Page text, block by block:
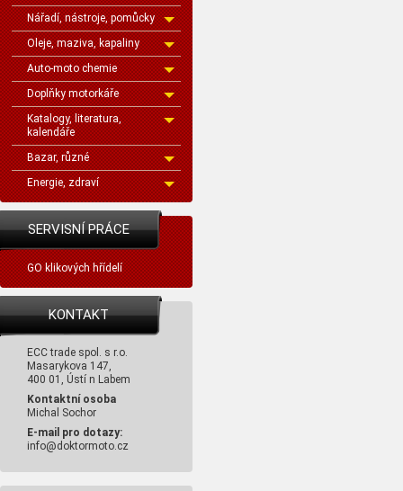
Nářadí, nástroje, pomůcky
Oleje, maziva, kapaliny
Auto-moto chemie
Doplňky motorkáře
Katalogy, literatura,
kalendáře
Bazar, různé
Energie, zdraví
SERVISNÍ PRÁCE
GO klikových hřídelí
KONTAKT
ECC trade spol. s r.o.
Masarykova 147,
400 01, Ústí n Labem
Kontaktní osoba
Michal Sochor
E-mail pro dotazy:
info@doktormoto.cz